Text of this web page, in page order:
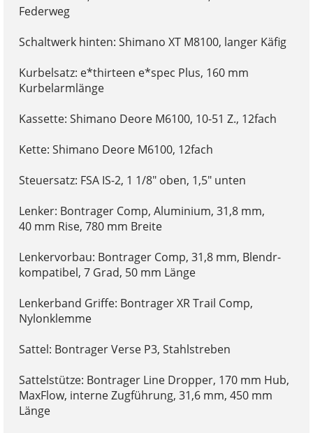
Federweg
Schaltwerk hinten: Shimano XT M8100, langer Käfig
Kurbelsatz: e*thirteen e*spec Plus, 160 mm
Kurbelarmlänge
Kassette: Shimano Deore M6100, 10-51 Z., 12fach
Kette: Shimano Deore M6100, 12fach
Steuersatz: FSA IS-2, 1 1/8" oben, 1,5" unten
Lenker: Bontrager Comp, Aluminium, 31,8 mm,
40 mm Rise, 780 mm Breite
Lenkervorbau: Bontrager Comp, 31,8 mm, Blendr-
kompatibel, 7 Grad, 50 mm Länge
Lenkerband Griffe: Bontrager XR Trail Comp,
Nylonklemme
Sattel: Bontrager Verse P3, Stahlstreben
Sattelstütze: Bontrager Line Dropper, 170 mm Hub,
MaxFlow, interne Zugführung, 31,6 mm, 450 mm
Länge